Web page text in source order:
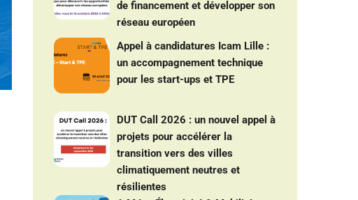
de financement et développer son
réseau européen
Appel à candidatures Icam Lille :
un accompagnement technique
pour les start-ups et TPE
DUT Call 2026 : un nouvel appel à
projets pour accélérer la
transition vers des villes
climatiquement neutres et
résilientes